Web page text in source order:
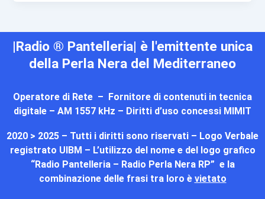
|Radio ® Pantelleria| è l'emittente unica
della Perla Nera del Mediterraneo
Operatore di Rete – Fornitore di contenuti in tecnica
digitale – AM 1557 kHz – Diritti d’uso concessi MIMIT
2020 > 2025 – Tutti i diritti sono riservati – Logo Verbale
registrato UIBM – L’utilizzo del nome e del logo grafico
“Radio Pantelleria – Radio Perla Nera RP” e la
combinazione delle frasi tra loro è vietato